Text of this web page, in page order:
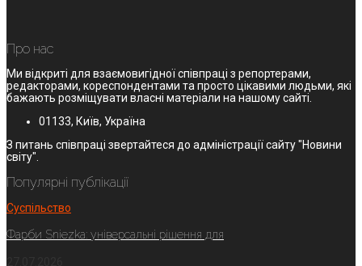
Про нас
Ми відкриті для взаємовигідної співпраці з репортерами,
редакторами, кореспондентами та просто цікавими людьми, які
бажають розміщувати власні матеріали на нашому сайті.
01133, Київ, Україна
З питань співпраці звертайтеся до адміністрації сайту "Новини
світу".
Популярні публікації
Суспільство
Фарби Sniezka: універсальні рішення для